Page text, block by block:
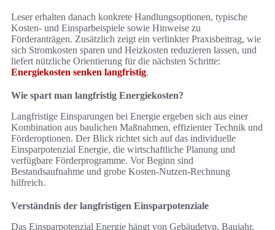
Leser erhalten danach konkrete Handlungsoptionen, typische
Kosten- und Einsparbeispiele sowie Hinweise zu
Förderanträgen. Zusätzlich zeigt ein verlinkter Praxisbeitrag, wie
sich Stromkosten sparen und Heizkosten reduzieren lassen, und
liefert nützliche Orientierung für die nächsten Schritte:
Energiekosten senken langfristig.
Wie spart man langfristig Energiekosten?
Langfristige Einsparungen bei Energie ergeben sich aus einer
Kombination aus baulichen Maßnahmen, effizienter Technik und
Förderoptionen. Der Blick richtet sich auf das individuelle
Einsparpotenzial Energie, die wirtschaftliche Planung und
verfügbare Förderprogramme. Vor Beginn sind
Bestandsaufnahme und grobe Kosten-Nutzen-Rechnung
hilfreich.
Verständnis der langfristigen Einsparpotenziale
Das Einsparpotenzial Energie hängt von Gebäudetyp, Baujahr,